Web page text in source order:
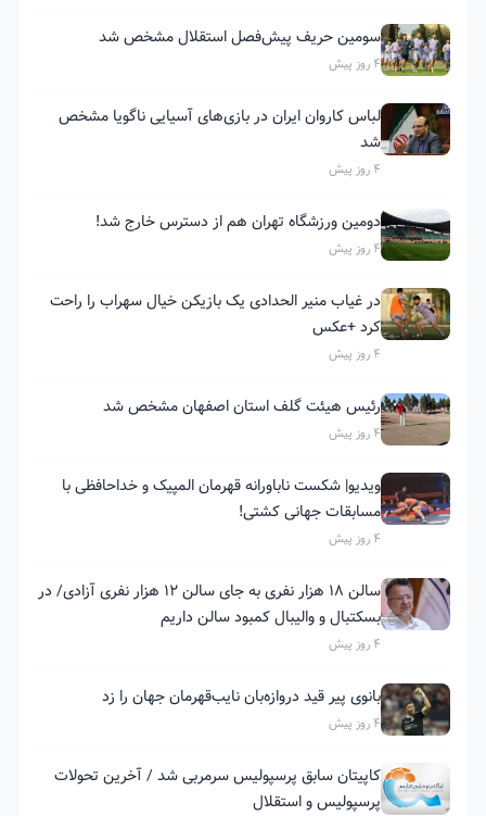
سومین حریف پیش‌فصل استقلال مشخص شد
4 روز پیش
لباس کاروان ایران در بازی‌های آسیایی ناگویا مشخص
شد
4 روز پیش
دومین ورزشگاه تهران هم از دسترس خارج شد!
4 روز پیش
در غیاب منیر الحدادی یک بازیکن خیال سهراب را راحت
کرد +عکس
4 روز پیش
رئیس هیئت گلف استان اصفهان مشخص شد
4 روز پیش
ویدیو| شکست ناباورانه قهرمان المپیک و خداحافظی با
مسابقات جهانی کشتی!
4 روز پیش
سالن ۱۸ هزار نفری به جای سالن ۱۲ هزار نفری آزادی/ در
بسکتبال و والیبال کمبود سالن داریم
4 روز پیش
بانوی پیر قید دروازه‌بان نایب‌قهرمان جهان را زد
4 روز پیش
کاپیتان سابق پرسپولیس سرمربی شد / آخرین تحولات
پرسپولیس و استقلال